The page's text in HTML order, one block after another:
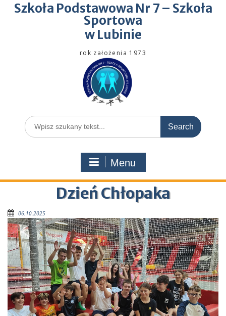
Szkoła Podstawowa Nr 7 – Szkoła
Sportowa
w Lubinie
rok założenia 1973
Menu
Dzień Chłopaka
06.10.2025